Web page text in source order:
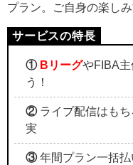
プラン。ご自身の楽し
① BリーグやFIBA
う！
②ライブ配信はも
実
③年間プラン一括払